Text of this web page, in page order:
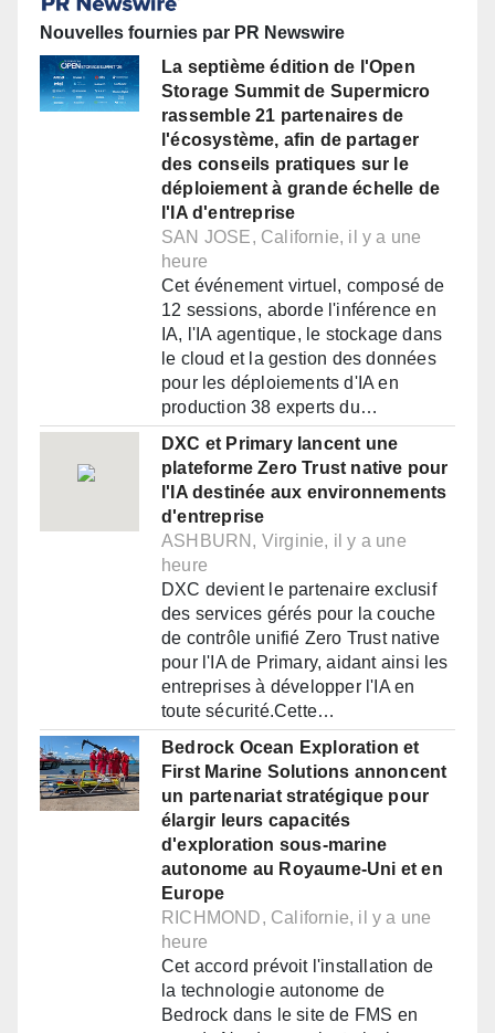
Nouvelles fournies par PR Newswire
La septième édition de l'Open
Storage Summit de Supermicro
rassemble 21 partenaires de
l'écosystème, afin de partager
des conseils pratiques sur le
déploiement à grande échelle de
l'IA d'entreprise
SAN JOSE, Californie, il y a une
heure
Cet événement virtuel, composé de
12 sessions, aborde l'inférence en
IA, l'IA agentique, le stockage dans
le cloud et la gestion des données
pour les déploiements d'IA en
production 38 experts du…
DXC et Primary lancent une
plateforme Zero Trust native pour
l'IA destinée aux environnements
d'entreprise
ASHBURN, Virginie, il y a une
heure
DXC devient le partenaire exclusif
des services gérés pour la couche
de contrôle unifié Zero Trust native
pour l'IA de Primary, aidant ainsi les
entreprises à développer l'IA en
toute sécurité.Cette…
Bedrock Ocean Exploration et
First Marine Solutions annoncent
un partenariat stratégique pour
élargir leurs capacités
d'exploration sous-marine
autonome au Royaume-Uni et en
Europe
RICHMOND, Californie, il y a une
heure
Cet accord prévoit l'installation de
la technologie autonome de
Bedrock dans le site de FMS en